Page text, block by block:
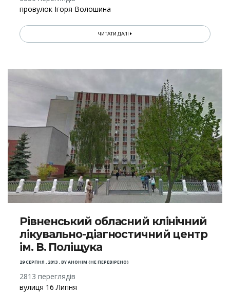
провулок Ігоря Волошина
ЧИТАТИ ДАЛІ
Рівненський обласний клінічний
лікувально-діагностичний центр
ім. В. Поліщука
29 СЕРПНЯ , 2013 ,BYАНОНІМ (НЕ ПЕРЕВІРЕНО)
2813 переглядів
вулиця 16 Липня